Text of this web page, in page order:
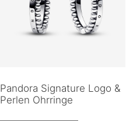
Pandora Signature Logo &
Perlen Ohrringe